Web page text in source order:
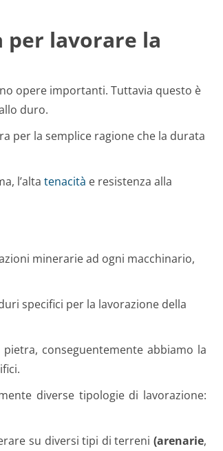
per lavorare la
opere importanti. Tuttavia questo è
duro.
per la semplice ragione che la durata
l’alta tenacità e resistenza alla
minerarie ad ogni macchinario,
specifici per la lavorazione della
conseguentemente abbiamo la
diverse tipologie di lavorazione:
su diversi tipi di terreni (arenarie,